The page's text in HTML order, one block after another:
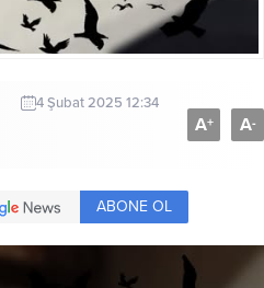
4 Şubat 2025 12:34
A+ A-
ABONE OL